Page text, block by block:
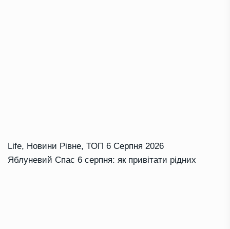
Life, Новини Рівне, ТОП 6 Серпня 2026
Яблуневий Спас 6 серпня: як привітати рідних